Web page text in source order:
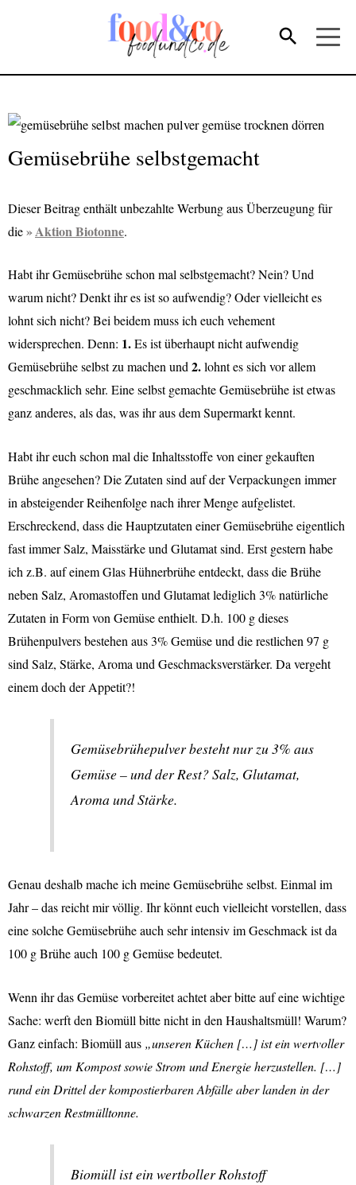
Gemüsebrühe selbstgemacht
Dieser Beitrag enthält unbezahlte Werbung aus Überzeugung für
die
Aktion Biotonne.
Habt ihr Gemüsebrühe schon mal selbstgemacht? Nein? Und
warum nicht? Denkt ihr es ist so aufwendig? Oder vielleicht es
lohnt sich nicht? Bei beidem muss ich euch vehement
widersprechen. Denn: 1.Es ist überhaupt nicht aufwendig
Gemüsebrühe selbst zu machen und2.lohnt es sich vor allem
geschmacklich sehr. Eine selbst gemachte Gemüsebrühe ist etwas
ganz anderes, als das, was ihr aus dem Supermarkt kennt.
Habt ihr euch schon mal die Inhaltsstoffe von einer gekauften
Brühe angesehen? Die Zutaten sind auf der Verpackungen immer
in absteigender Reihenfolge nach ihrer Menge aufgelistet.
Erschreckend, dass die Hauptzutaten einer Gemüsebrühe eigentlich
fast immer Salz, Maisstärke und Glutamat sind. Erst gestern habe
ich z.B. auf einem Glas Hühnerbrühe entdeckt, dass die Brühe
neben Salz, Aromastoffen und Glutamat lediglich 3% natürliche
Zutaten in Form von Gemüse enthielt. D.h. 100 g dieses
Brühenpulvers bestehen aus 3% Gemüse und die restlichen 97 g
sind Salz, Stärke, Aroma und Geschmacksverstärker. Da vergeht
einem doch der Appetit?!
Gemüsebrühepulver besteht nur zu 3% aus
Gemüse – und der Rest? Salz, Glutamat,
Aroma und Stärke.
Genau deshalb mache ich meine Gemüsebrühe selbst. Einmal im
Jahr – das reicht mir völlig. Ihr könnt euch vielleicht vorstellen, dass
eine solche Gemüsebrühe auch sehr intensiv im Geschmack ist da
100 g Brühe auch 100 g Gemüse bedeutet.
Wenn ihr das Gemüse vorbereitet achtet aber bitte auf eine wichtige
Sache: werft den Biomüll bitte nicht in den Haushaltsmüll! Warum?
Ganz einfach: Biomüll aus „unseren Küchen […] ist ein wertvoller
Rohstoff, um Kompost sowie Strom und Energie herzustellen. […]
rund ein Drittel der kompostierbaren Abfälle aber landen in der
schwarzen Restmülltonne.
Biomüll ist ein wertboller Rohstoff